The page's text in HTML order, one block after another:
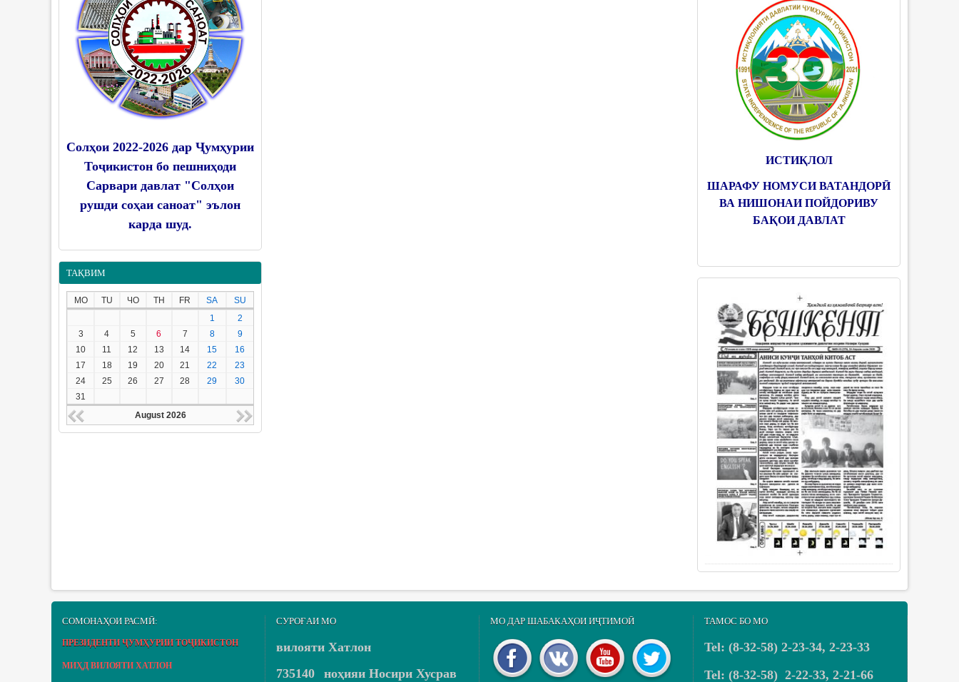
Солҳои 2022-2026 дар Ҷумҳурии
Тоҷикистон бо пешниҳоди
Сарвари давлат "Солҳои
рушди соҳаи саноат" эълон
карда шуд.
ТАҚВИМ
MO TU ЧО TH FR SA
SU
1
2
3
4 5 6 7 8
9
10
11 12 13 14 15
16
17
18 19 20 21 22
23
24
25 26 27 28 29
30
31
August 2026
ИСТИҚЛОЛ
ШАРАФУ НОМУСИ ВАТАНДОРӢ
ВА НИШОНАИ ПОЙДОРИВУ
БАҚОИ ДАВЛАТ
СОМОНАҲОИ РАСМӢ:
ПРЕЗИДЕНТИ ҶУМҲУРИИ ТОҶИКИСТОН
МИҲД ВИЛОЯТИ ХАТЛОН
СУРОҒАИ МО
вилояти Хатлон
735140
ноҳияи Носири Хусрав
МО ДАР ШАБАКАҲОИ ИҶТИМОӢ ТАМОС БО МО
Tel: (8-32-58) 2-23-34, 2-23-33
Tel: (8-32-58) 2-22-33, 2-21-66